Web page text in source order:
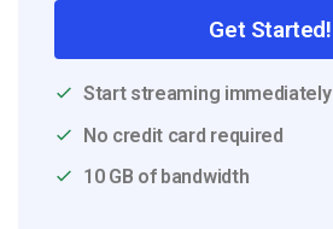
Get Started!
Start streaming immediately
No credit card required
10 GB of bandwidth